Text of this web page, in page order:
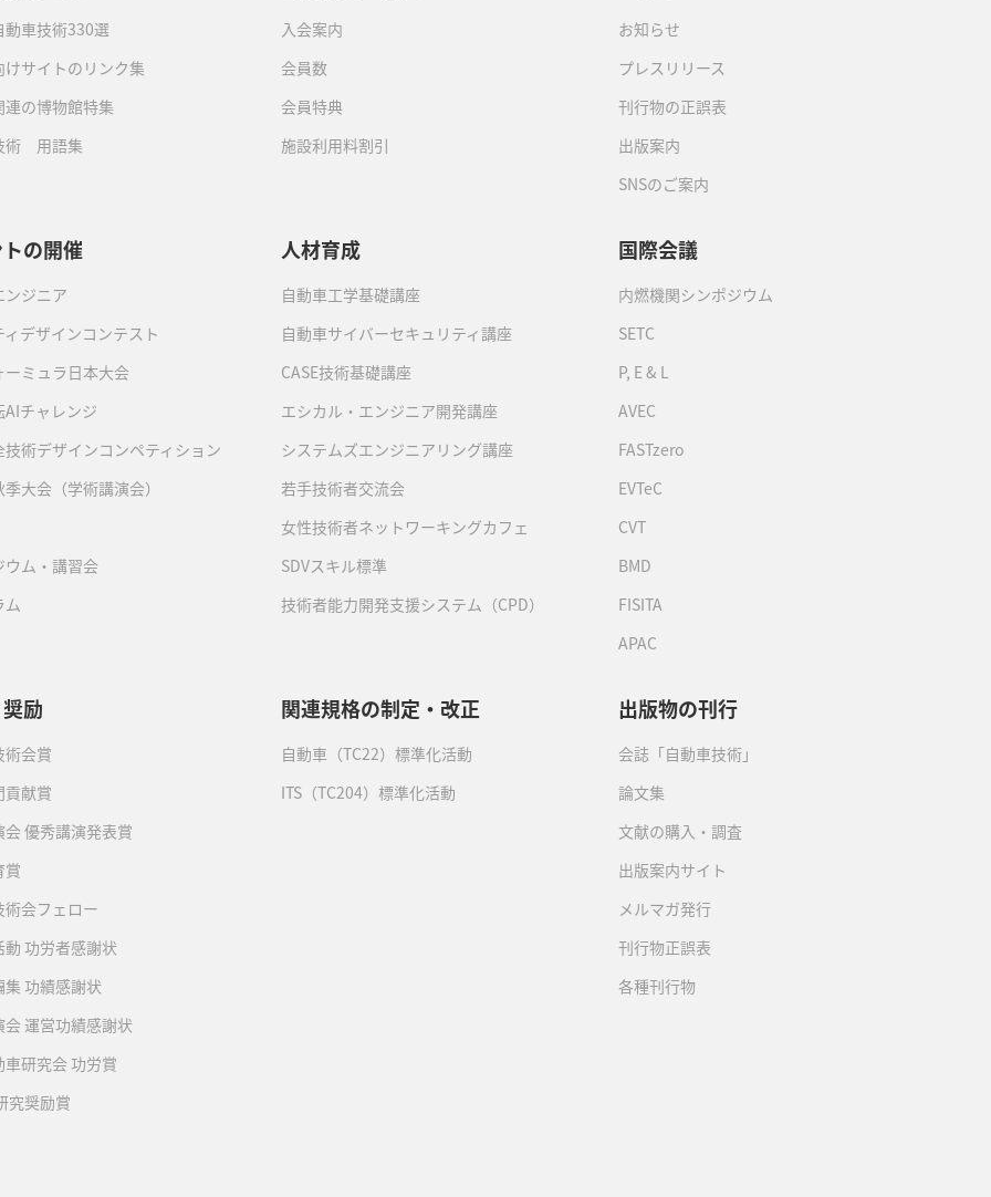
動車技術330選
けサイトのリンク集
連の博物館特集
術 用語集
入会案内
会員数
会員特典
施設利用料割引
お知らせ
プレスリリース
刊行物の正誤表
出版案内
SNSのご案内
の開催
ンジニア
ィデザインコンテスト
ーミュラ日本大会
AIチャレンジ
技術デザインコンペティション
大会（学術講演会）
ウム・講習会
ム
人材育成
自動車工学基礎講座
自動車サイバーセキュリティ講座
CASE技術基礎講座
エシカル・エンジニア開発講座
システムズエンジニアリング講座
若手技術者交流会
女性技術者ネットワーキングカフェ
SDVスキル標準
技術者能力開発支援システム（CPD）
国際会議
内燃機関シンポジウム
SETC
P, E & L
AVEC
FASTzero
EVTeC
CVT
BMD
FISITA
APAC
励
術会賞
貢献賞
会 優秀講演発表賞
賞
術会フェロー
動 功労者感謝状
集 功績感謝状
会 運営功績感謝状
車研究会 功労賞
究奨励賞
関連規格の制定・改正
自動車（TC22）標準化活動
ITS（TC204）標準化活動
出版物の刊行
会誌「自動車技術」
論文集
文献の購入・調査
出版案内サイト
メルマガ発行
刊行物正誤表
各種刊行物